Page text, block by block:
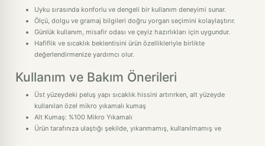
Uyku sırasında konforlu ve dengeli bir kullanım deneyimi sunar.
Ölçü, dolgu ve gramaj bilgileri doğru yorgan seçimini kolaylaştırır.
Günlük kullanım, misafir odası ve çeyiz hazırlıkları için uygundur.
Hafiflik ve sıcaklık beklentisini ürün özellikleriyle birlikte
değerlendirmenize yardımcı olur.
Kullanım ve Bakım Önerileri
Üst yüzeydeki peluş yapı sıcaklık hissini artırırken, alt yüzeyde
kullanılan özel mikro yıkamalı kumaş
Alt Kumaş: %100 Mikro Yıkamalı
Ürün tarafınıza ulaştığı şekilde, yıkanmamış, kullanılmamış ve